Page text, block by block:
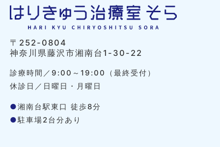
〒252-0804
神奈川県藤沢市湘南台1-30-22
診療時間／9:00～19:00（最終受付）
休診日／日曜日・月曜日
●湘南台駅東口 徒歩8分
●駐車場2台分あり